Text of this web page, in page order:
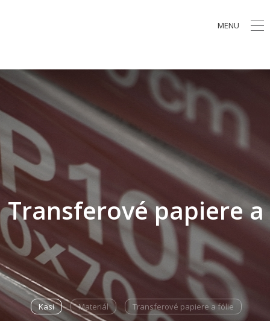
MENU
Transferové papiere
Kasi Materiál Transferové papiere a fólie